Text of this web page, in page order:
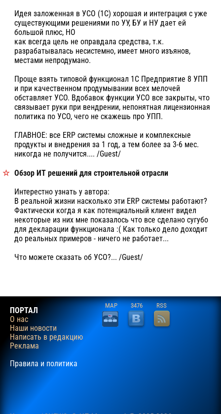
Идея заложенная в УСО (1С) хорошая и интеграция с уже
существующими решениями по УУ, БУ и НУ дает ей
большой плюс, НО
как всегда цель не оправдала средства, т.к.
разрабатывалась несистемно, имеет много изъянов,
местами непродумано.
Проще взять типовой функционал 1С Предприятие 8 УПП
и при качественном продумывании всех мелочей
обставляет УСО. Вдобавок функции УСО все закрыты, что
связывает руки при вендрении, непонятная лицензионная
политика по УСО, чего не скажешь про УПП.
ГЛАВНОЕ: все ERP системы сложные и комплексные
продукты и внедрения за 1 год, а тем более за 3-6 мес.
никогда не получится.... /Guest/
Обзор ИТ решений для строительной отрасли
Интерестно узнать у автора:
В реальной жизни насколько эти ERP системы работают?
Фактически когда я как потенциальный клиент видел
некоторые из них мне показалось что все сделано сугубо
для декларации функционала :( Как только дело доходит
до реальных примеров - ничего не работает...
Что можете сказать об УСО?... /Guest/
ПОРТАЛ
О нас
Наши новости
Написать в редакцию
Реклама
Правила и политика
MAP 3476 RSS